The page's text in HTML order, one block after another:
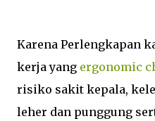
Karena Perlengkapan
kerja yang ergonomic
risiko sakit kepala,
leher dan punggung